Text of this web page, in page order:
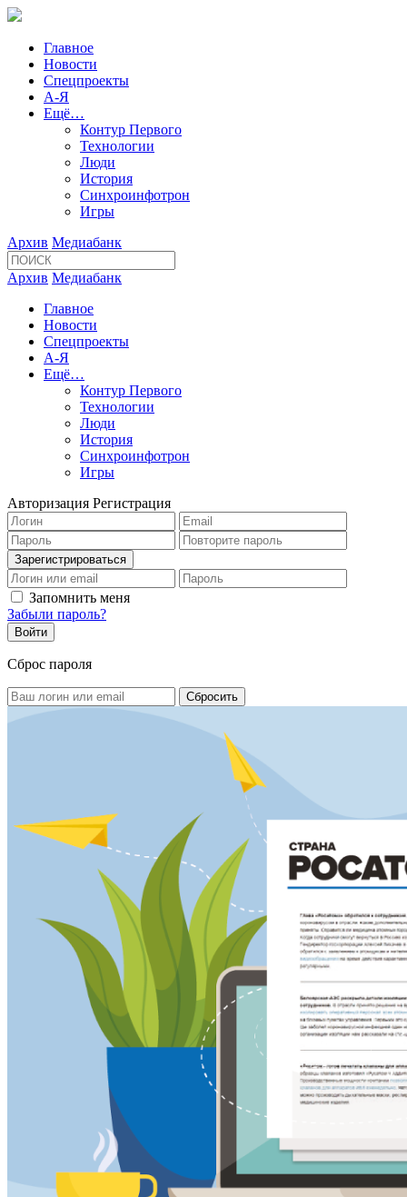
Главное
Новости
Спецпроекты
А-Я
Ещё…
Контур Первого
Технологии
Люди
История
Синхроинфотрон
Игры
Архив Медиабанк
Архив Медиабанк
Главное
Новости
Спецпроекты
А-Я
Ещё…
Контур Первого
Технологии
Люди
История
Синхроинфотрон
Игры
Авторизация Регистрация
Запомнить меня
Забыли пароль?
Сброс пароля